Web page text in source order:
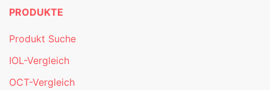
PRODUKTE
Produkt Suche
IOL-Vergleich
OCT-Vergleich